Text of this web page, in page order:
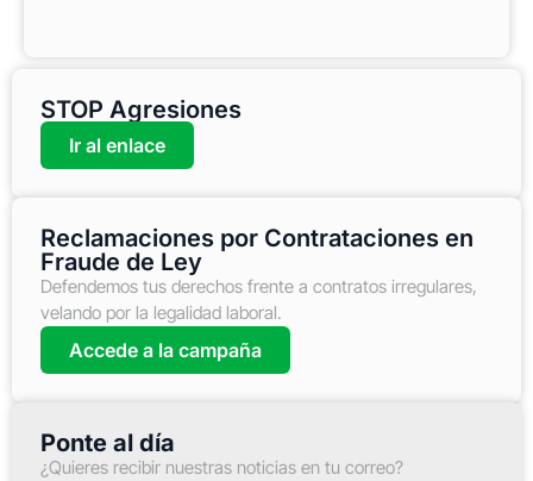
STOP Agresiones
Ir al enlace
Reclamaciones por Contrataciones en
Fraude de Ley
Defendemos tus derechos frente a contratos irregulares,
velando por la legalidad laboral.
Accede a la campaña
Ponte al día
¿Quieres recibir nuestras noticias en tu correo?